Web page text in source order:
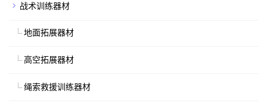
战术训练器材
地面拓展器材
高空拓展器材
绳索救援训练器材